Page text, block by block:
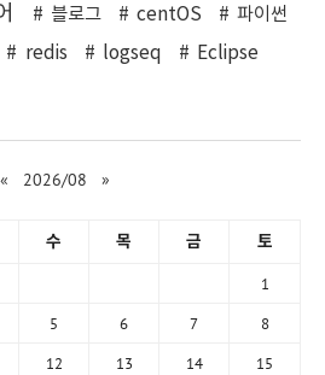
블로그 centOS
파이썬
redis logseq Eclipse
« 2026/08 »
수 목 금 토
1
5 6 7 8
12 13 14 15